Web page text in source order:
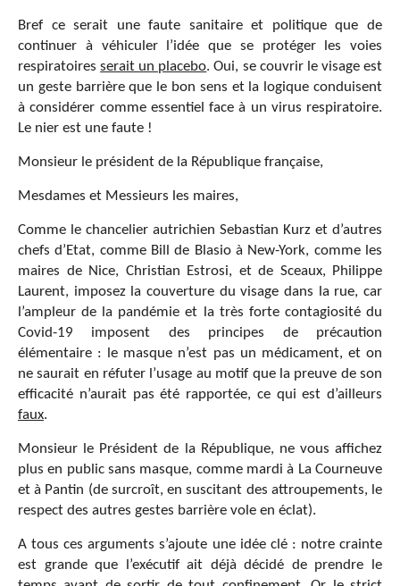
Bref ce serait une faute sanitaire et politique que de
continuer à véhiculer l’idée que se protéger les voies
respiratoiresserait un placebo. Oui, se couvrir le visage est
un geste barrière que le bon sens et la logique conduisent
à considérer comme essentiel face à un virus respiratoire.
Le nier est une faute !
Monsieur le président de la République française,
Mesdames et Messieurs les maires,
Comme le chancelier autrichien Sebastian Kurz et d’autres
chefs d’Etat, comme Bill de Blasio à New-York, comme les
maires de Nice, Christian Estrosi, et de Sceaux, Philippe
Laurent, imposez la couverture du visage dans la rue, car
l’ampleur de la pandémie et la très forte contagiosité du
Covid-19 imposent des principes de précaution
élémentaire : le masque n’est pas un médicament, et on
ne saurait en réfuter l’usage au motif que la preuve de son
efficacité n’aurait pas été rapportée, ce qui est d’ailleurs
faux.
Monsieur le Président de la République, ne vous affichez
plus en public sans masque, comme mardi à La Courneuve
et à Pantin (de surcroît, en suscitant des attroupements, le
respect des autres gestes barrière vole en éclat).
A tous ces arguments s’ajoute une idée clé : notre crainte
est grande que l’exécutif ait déjà décidé de prendre le